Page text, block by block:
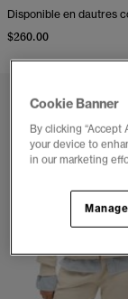
Disponible en dautres
$260.00
Cookie Banner
By clicking “Accept
your device to
in our marketing